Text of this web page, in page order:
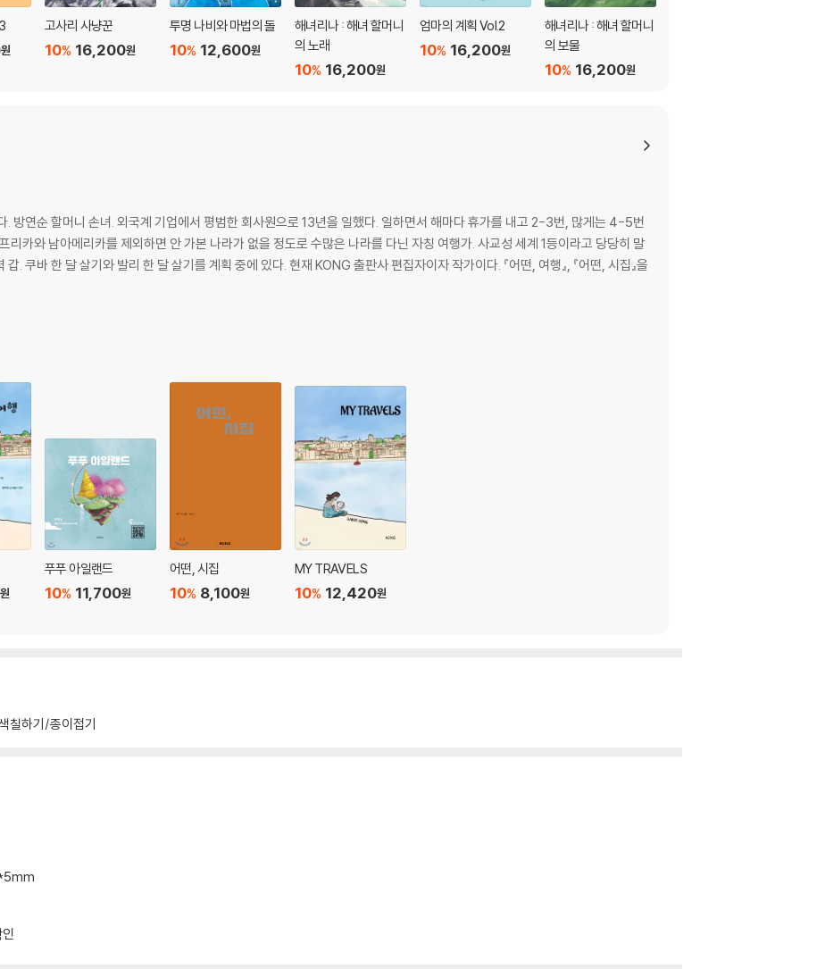
원
고사리 사냥꾼
16,200원
10%
투명 나비와 마법의 돌
12,600원
10%
해녀리나 : 해녀 할머니
의 노래
16,200원
10%
엄마의 계획 Vol.2
16,200원
10%
해녀리나 : 해녀 할머니
의 보물
16,200원
10%
했다. 일하면서 해마다 휴가를 내고 2-3번, 많게는 4-5번
리카와 남아메리카를 제외하면 안 가본 나라가 없을 정도로 수많은 나라를 다닌 자칭 여행가. 사교성 세계 1등이라고 당당히 말
. 쿠바 한 달 살기와 발리 한 달 살기를 계획 중에 있다. 현재 KONG 출판사 편집자이자 작가이다. 『어떤, 여행』, 『어떤, 시집』을
원
푸푸 아일랜드
11,700원
10%
어떤, 시집
8,100원
10%
MY TRAVELS
12,420원
10%
칠하기/종이접기